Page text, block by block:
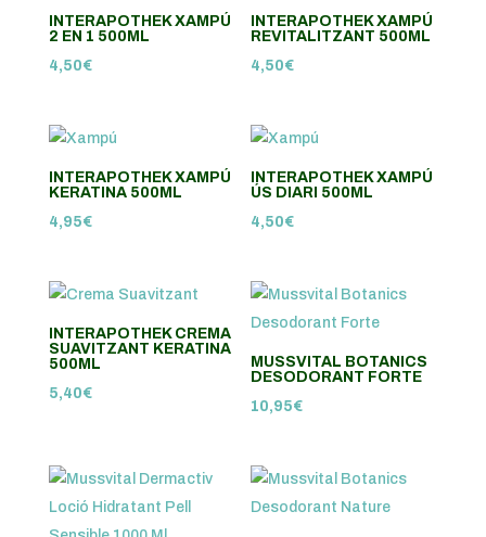
INTERAPOTHEK XAMPÚ
2 EN 1 500ML
4,50€
INTERAPOTHEK XAMPÚ
REVITALITZANT 500ML
4,50€
INTERAPOTHEK XAMPÚ
KERATINA 500ML
4,95€
INTERAPOTHEK XAMPÚ
ÚS DIARI 500ML
4,50€
INTERAPOTHEK CREMA
SUAVITZANT KERATINA
500ML
5,40€
MUSSVITAL BOTANICS
DESODORANT FORTE
10,95€